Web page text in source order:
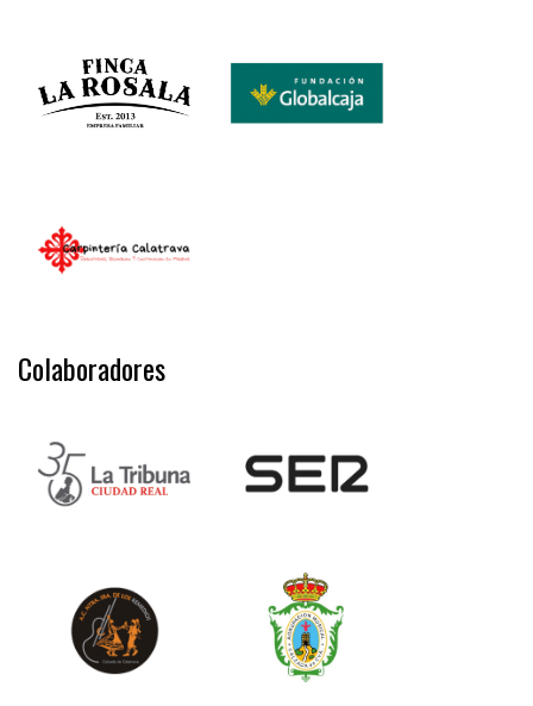
Colaboradores